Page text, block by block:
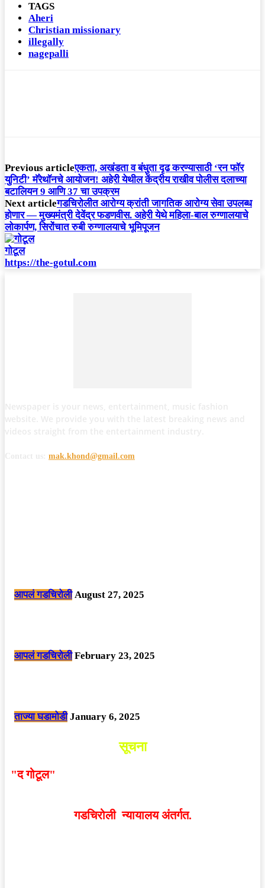
TAGS
Aheri
Christian missionary
illegally
nagepalli
Previous articleएकता, अखंडता व बंधुता दृढ करण्यासाठी ‘रन फॉर
युनिटी’ मॅरेथॉनचे आयोजन! अहेरी येथील केंद्रीय राखीव पोलीस दलाच्या
बटालियन 9 आणि 37 चा उपक्रम
Next articleगडचिरोलीत आरोग्य क्रांती जागतिक आरोग्य सेवा उपलब्ध
होणार — मुख्यमंत्री देवेंद्र फडणवीस. अहेरी येथे महिला-बाल रुग्णालयाचे
लोकार्पण, सिरोंचात रुबी रुग्णालयाचे भूमिपूजन
गोटूल
https://the-gotul.com
mak.khond@gmail.com
आपलं गडचिरोली August 27, 2025
आपलं गडचिरोली February 23, 2025
ताज्या घडामोडी January 6, 2025
सूचना
"द गोटूल"
गडचिरोली न्यायालय अंतर्गत.